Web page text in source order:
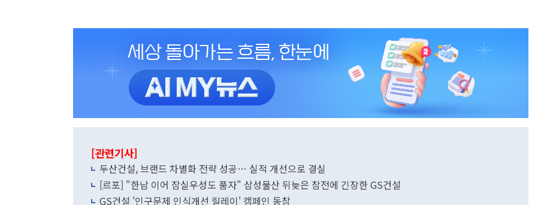
[관련기사]
두산건설, 브랜드 차별화 전략 성공… 실적 개선으로 결실
[르포] "한남 이어 잠실우성도 품자" 삼성물산 뒤늦은 참전에 긴장한 GS건설
GS건설 '인구문제 인식개선 릴레이' 캠페인 동참